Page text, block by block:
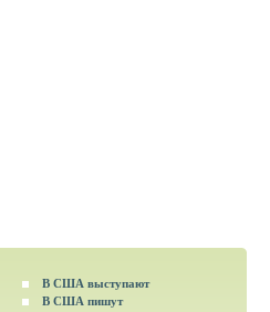
В США выступают
В США пишут